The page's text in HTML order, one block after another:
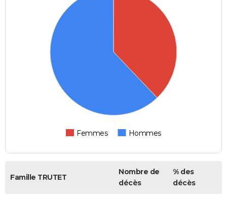
Femmes Hommes
Famille TRUTET
Nombre de
décès
% des
décès